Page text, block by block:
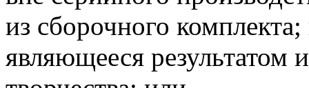
из сборочного
являющееся результатом